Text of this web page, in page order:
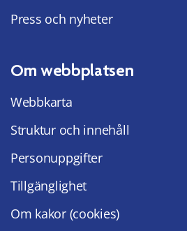
Press och nyheter
Om webbplatsen
Webbkarta
Struktur och innehåll
Personuppgifter
Tillgänglighet
Om kakor (cookies)